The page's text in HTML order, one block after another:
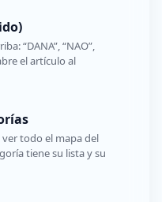
“DANA”, “NAO”,
el artículo al
todo el mapa del
tiene su lista y su